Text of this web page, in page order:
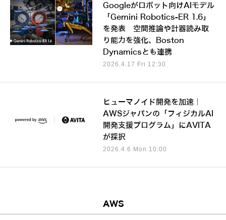
Googleがロボット向けAIモデル
「Gemini Robotics-ER 1.6」
を発表 空間推論や計器読み取
り能力を強化、Boston
Dynamicsとも連携
2026.4.17 Fri 12:30
ヒューマノイド開発を加速｜
AWSジャパンの「フィジカルAI
開発支援プログラム」にAVITA
が採択
2026.4.6 Mon 10:00
AWS